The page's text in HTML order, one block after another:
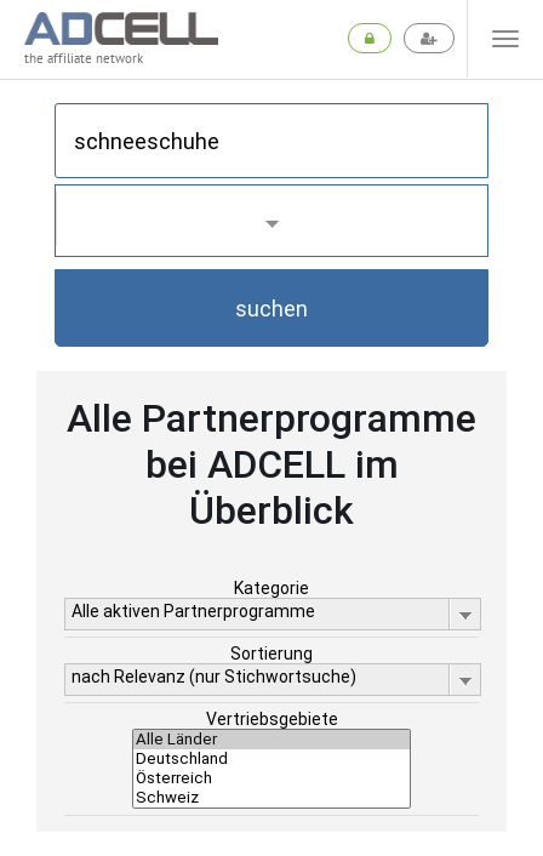
the affiliate network
suchen
Alle Partnerprogramme
bei ADCELL im
Überblick
Kategorie
Alle aktiven Partnerprogramme
Sortierung
nach Relevanz (nur Stichwortsuche)
Vertriebsgebiete